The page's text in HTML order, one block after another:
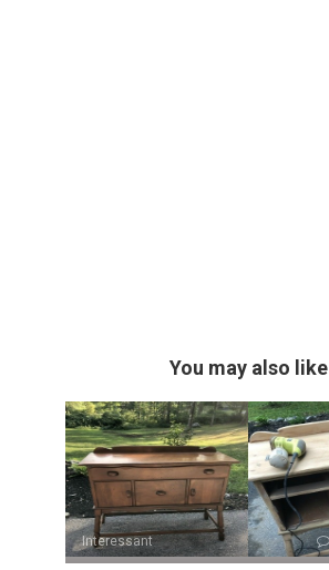
You may also like
Interessant